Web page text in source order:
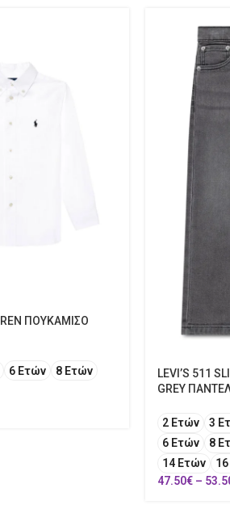
ΠΟΥΚΑΜΙΣΟ
6 Ετών
8 Ετών
LEVI’S 511
GREY
2 Ετών 3
6 Ετών
8
14 Ετών
47.50€ –